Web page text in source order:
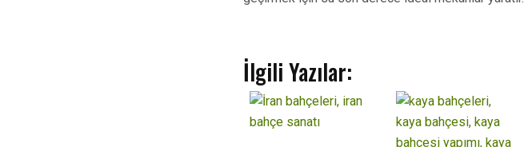
İlgili Yazılar: